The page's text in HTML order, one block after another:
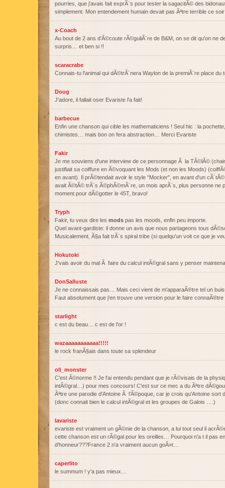
pourries, que j'avais fait exprÃ¨s pour tester la sagacitÃ© des
simplement. Mon entendement humain devait pas Ãªtre terrible ce
x-Coach
Au bout de 2 ans d'Ã©coute rÃ©guliÃ¨re de B&M, on se dit qu'on ne
surpris… et ben si !!
scaracrabe
Connais-tu l'animal qui dÃ©trÃ´nera Waylon de la premiÃ¨re place du
Doug
J'adore, il fallait oser Evariste l'a fait!
barbecue
Enfin une chanson qui cible les mathematiciens ! Seul hic : la
chimistes… mais bon on fera abstraction… Merci Evariste
Fakir
Je me souviens d'une interview de ce personnage Ã la TÃ©lÃ©
justifiait sa coiffure en Ã©voquant les Mods (et non les Moods)
en avant). Il prÃ©tendait avoir le style "Mocker", en avant d'un
avait Ã©tÃ© trÃ¨s Ã©phÃ©mÃ¨re, un mois aprÃ¨s, plus personne ne
moment pour dÃ©gotter le 45T, bravo!
Tryph
Fakir, tu veux dire les mods pas les moods, enfin peu importe.
Quel avant-gardiste: il donne un avis que nous partageons tous
Musicalement, Ã§a fait trÃ¨s spiral tribe (si quelqu'un voit ce que je
Hokutoki
J'vais avoir du mal Ã faire du calcul intÃ©gral sans y penser
DonSalluste
Je ne connaissais pas… Mais ceci vient de m'apparaÃ®tre tel un
Faut absolument que j'en trouve une version pour le faire
starlight
c est du beau… c est de l'or !
wazaaaaaaaaaaa!!!!!
le rock franÃ§ais dans toute sa splendeur
oli_monster
C'est Ã©norme !! Je l'ai entendu pendant que je rÃ©visais de la
intÃ©gral…) pour mes concours! C'est sur ce mec a du Ãªtre
Ãªtre une parodie d'Antoine Ã l'Ã©poque, car je crois qu'Antoine sort
(donc connait bien le calcul intÃ©gral et les groupes de Galois ….)
lavariste
evariste est vraiment un gÃ©nie de la chanson, a lui tout seul il
cette chanson est un rÃ©gal pour les oreilles… Pourquoi n'a t il pas
d'honneur???France 2 n'a vraiment aucun goÃ»t…
caperlito
le summum ! y'a pas mieux…